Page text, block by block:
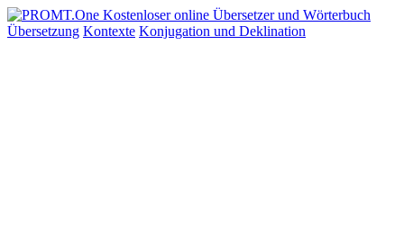
Übersetzung Kontexte Konjugation und Deklination